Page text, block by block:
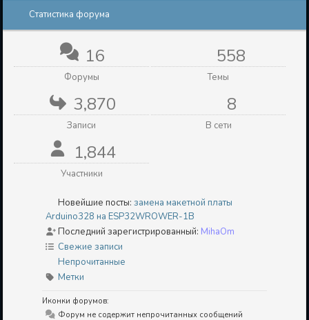
Статистика форума
16
Форумы
558
Темы
3,870
Записи
8
В сети
1,844
Участники
Новейшие посты:замена макетной платы
Arduino328 на ESP32WROWER-1B
Последний зарегистрированный: MihaOm
Свежие записи
Непрочитанные
Метки
Иконки форумов:
Форум не содержит непрочитанных сообщений